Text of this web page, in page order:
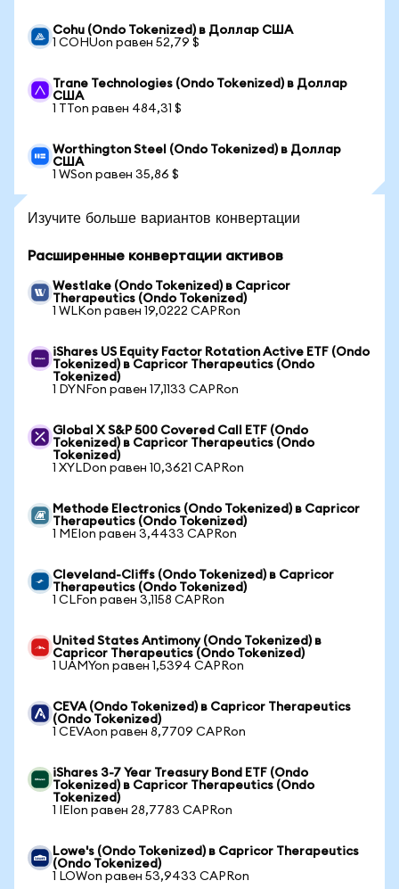
Cohu (Ondo Tokenized) в Доллар США
1 COHUon равен 52,79 $
Trane Technologies (Ondo Tokenized) в Доллар
США
1 TTon равен 484,31 $
Worthington Steel (Ondo Tokenized) в Доллар
США
1 WSon равен 35,86 $
Изучите больше вариантов конвертации
Расширенные конвертации активов
Westlake (Ondo Tokenized) в Capricor
Therapeutics (Ondo Tokenized)
1 WLKon равен 19,0222 CAPRon
iShares US Equity Factor Rotation Active ETF (Ondo
Tokenized) в Capricor Therapeutics (Ondo
Tokenized)
1 DYNFon равен 17,1133 CAPRon
Global X S&P 500 Covered Call ETF (Ondo
Tokenized) в Capricor Therapeutics (Ondo
Tokenized)
1 XYLDon равен 10,3621 CAPRon
Methode Electronics (Ondo Tokenized) в Capricor
Therapeutics (Ondo Tokenized)
1 MEIon равен 3,4433 CAPRon
Cleveland-Cliffs (Ondo Tokenized) в Capricor
Therapeutics (Ondo Tokenized)
1 CLFon равен 3,1158 CAPRon
United States Antimony (Ondo Tokenized) в
Capricor Therapeutics (Ondo Tokenized)
1 UAMYon равен 1,5394 CAPRon
CEVA (Ondo Tokenized) в Capricor Therapeutics
(Ondo Tokenized)
1 CEVAon равен 8,7709 CAPRon
iShares 3-7 Year Treasury Bond ETF (Ondo
Tokenized) в Capricor Therapeutics (Ondo
Tokenized)
1 IEIon равен 28,7783 CAPRon
Lowe's (Ondo Tokenized) в Capricor Therapeutics
(Ondo Tokenized)
1 LOWon равен 53,9433 CAPRon